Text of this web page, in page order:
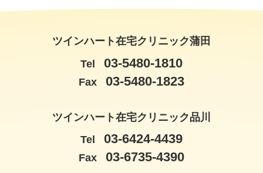
ツインハート在宅クリニック蒲田
Tel
03-5480-1810
Fax 03-5480-1823
ツインハート在宅クリニック品川
Tel
03-6424-4439
Fax 03-6735-4390